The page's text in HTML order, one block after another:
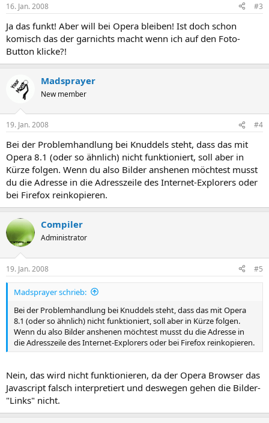
16. Jan. 2008 #3
Ja das funkt! Aber will bei Opera bleiben! Ist doch schon
komisch das der garnichts macht wenn ich auf den Foto-
Button klicke?!
Madsprayer
New member
19. Jan. 2008 #4
Bei der Problemhandlung bei Knuddels steht, dass das mit
Opera 8.1 (oder so ähnlich) nicht funktioniert, soll aber in
Kürze folgen. Wenn du also Bilder anshenen möchtest musst
du die Adresse in die Adresszeile des Internet-Explorers oder
bei Firefox reinkopieren.
Compiler
Administrator
19. Jan. 2008 #5
Madsprayer schrieb:
Bei der Problemhandlung bei Knuddels steht, dass das mit Opera
8.1 (oder so ähnlich) nicht funktioniert, soll aber in Kürze folgen.
Wenn du also Bilder anshenen möchtest musst du die Adresse in
die Adresszeile des Internet-Explorers oder bei Firefox reinkopieren.
Nein, das wird nicht funktionieren, da der Opera Browser das
Javascript falsch interpretiert und deswegen gehen die Bilder-
"Links" nicht.